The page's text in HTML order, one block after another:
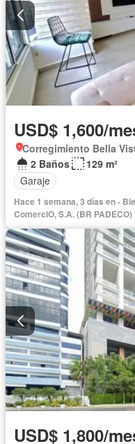
USD$ 1,600/
Corregimiento Bella
2 Baños
129 m²
Garaje
Hace 1 semana, 3 días en -
ComerciO, S.A. (BR PADECO)
USD$ 1,800/